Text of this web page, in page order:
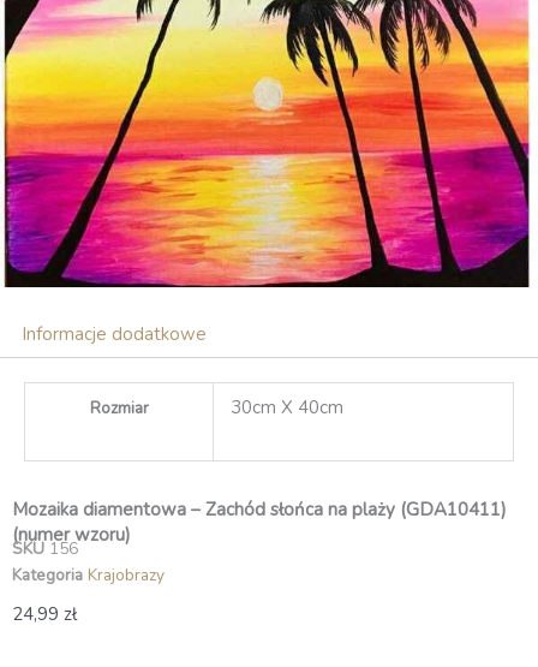
Informacje dodatkowe
Rozmiar 30cm X 40cm
Mozaika diamentowa – Zachód słońca na plaży (GDA10411)
(numer wzoru)
SKU156
Kategoria Krajobrazy
24,99 zł